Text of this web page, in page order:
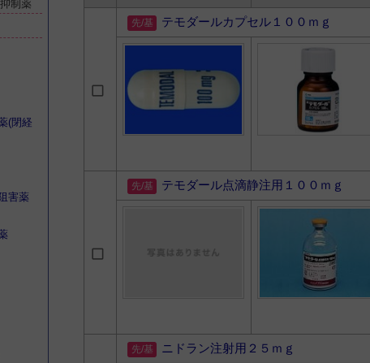
制薬
(閉経
害薬
テモダールカプセル１００ｍｇ
テモダール点滴静注用１００ｍｇ
ニドラン注射用２５ｍｇ